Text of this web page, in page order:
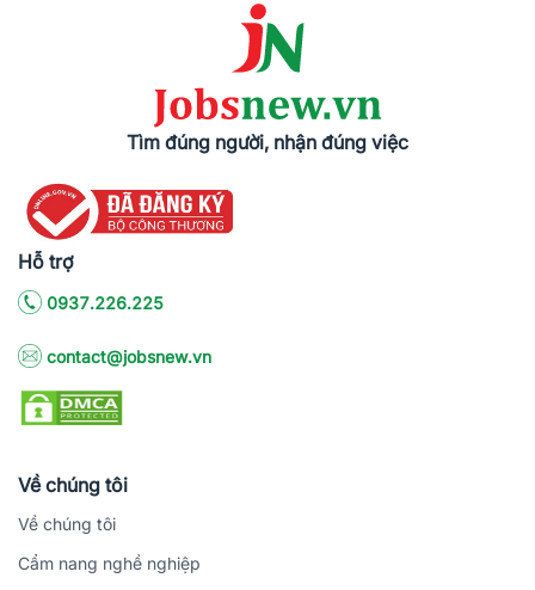
Tìm đúng người, nhận đúng việc
Hỗ trợ
0937.226.225
contact@jobsnew.vn
Về chúng tôi
Về chúng tôi
Cẩm nang nghề nghiệp